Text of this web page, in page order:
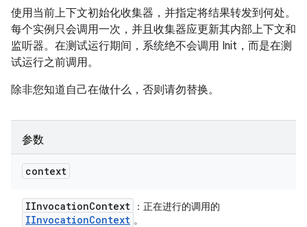
使用当前上下文初始化收集器，并指定将结果转发到何处。
每个实例只会调用一次，并且收集器应更新其内部上下文和
监听器。在测试运行期间，系统绝不会调用 Init，而是在测
试运行之前调用。
除非您知道自己在做什么，否则请勿替换。
参数
context
IInvocationContext ：正在进行的调用的
IInvocationContext 。